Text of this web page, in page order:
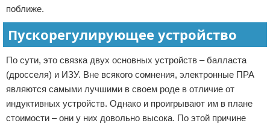
поближе.
Пускорегулирующее устройство
По сути, это связка двух основных устройств – балласта
(дросселя) и ИЗУ. Вне всякого сомнения, электронные ПРА
являются самыми лучшими в своем роде в отличие от
индуктивных устройств. Однако и проигрывают им в плане
стоимости – они у них довольно высока. По этой причине